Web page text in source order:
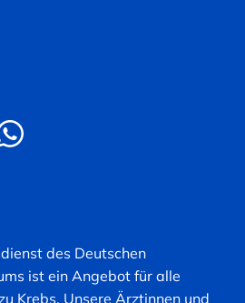
des Deutschen
ist ein Angebot für alle
Krebs. Unsere Ärztinnen und